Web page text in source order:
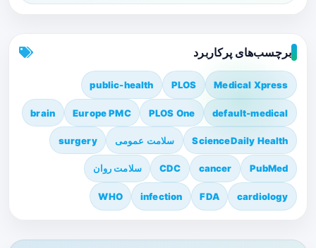
برچسب‌های پرکاربرد
Medical Xpress
PLOS
public-health
default-medical
PLOS One
Europe PMC
brain
ScienceDaily Health سلامت عمومی surgery
PubMed
cancer
CDC سلامت روان
cardiology
FDA
infection
WHO